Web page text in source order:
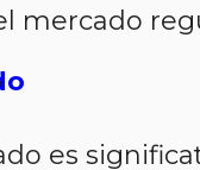
mercado
es